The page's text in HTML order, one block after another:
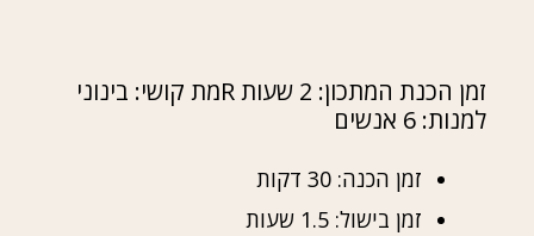
זמן הכנת המתכון: 2 שעות Rמת קושי: בינוני
למנות: 6 אנשים
זמן הכנה: 30 דקות
זמן בישול: 1.5 שעות